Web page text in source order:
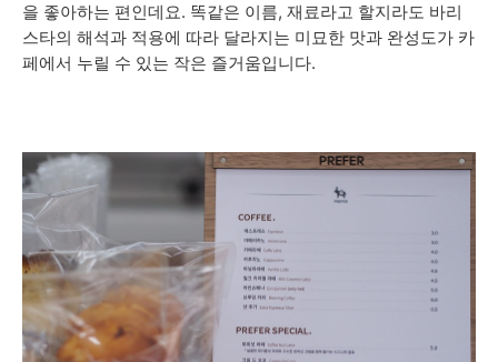
을 좋아하는 편인데요. 똑같은 이름, 재료라고 할지라도 바리
스타의 해석과 적용에 따라 달라지는 미묘한 맛과 완성도가 카
페에서 누릴 수 있는 작은 즐거움입니다.